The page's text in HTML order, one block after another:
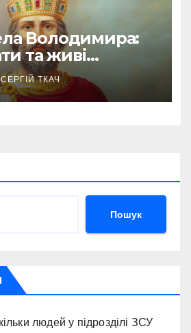
Володимира:
та живі
СЕРГІЙ ТКАЧ
Пошук
людей у підрозділі ЗСУ